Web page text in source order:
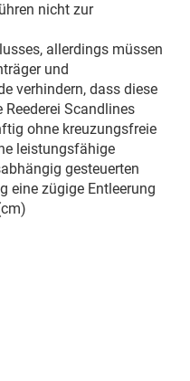
nicht zur
allerdings müssen
und
verhindern, dass diese
Reederei Scandlines
ohne kreuzungsfreie
leistungsfähige
gesteuerten
eine zügige Entleerung